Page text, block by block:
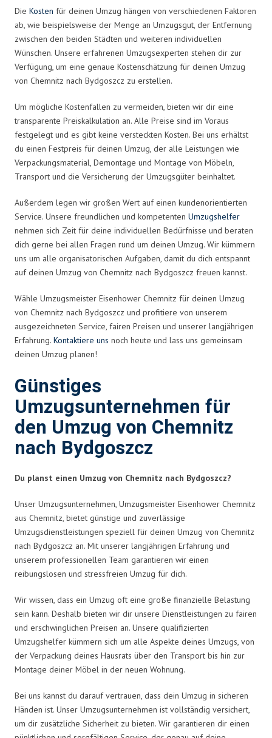
Die Kosten für deinen Umzug hängen von verschiedenen Faktoren
ab, wie beispielsweise der Menge an Umzugsgut, der Entfernung
zwischen den beiden Städten und weiteren individuellen
Wünschen. Unsere erfahrenen Umzugsexperten stehen dir zur
Verfügung, um eine genaue Kostenschätzung für deinen Umzug
von Chemnitz nach Bydgoszcz zu erstellen.
Um mögliche Kostenfallen zu vermeiden, bieten wir dir eine
transparente Preiskalkulation an. Alle Preise sind im Voraus
festgelegt und es gibt keine versteckten Kosten. Bei uns erhältst
du einen Festpreis für deinen Umzug, der alle Leistungen wie
Verpackungsmaterial, Demontage und Montage von Möbeln,
Transport und die Versicherung der Umzugsgüter beinhaltet.
Außerdem legen wir großen Wert auf einen kundenorientierten
Service. Unsere freundlichen und kompetenten Umzugshelfer
nehmen sich Zeit für deine individuellen Bedürfnisse und beraten
dich gerne bei allen Fragen rund um deinen Umzug. Wir kümmern
uns um alle organisatorischen Aufgaben, damit du dich entspannt
auf deinen Umzug von Chemnitz nach Bydgoszcz freuen kannst.
Wähle Umzugsmeister Eisenhower Chemnitz für deinen Umzug
von Chemnitz nach Bydgoszcz und profitiere von unserem
ausgezeichneten Service, fairen Preisen und unserer langjährigen
Erfahrung. Kontaktiere uns noch heute und lass uns gemeinsam
deinen Umzug planen!
Günstiges
Umzugsunternehmen für
den Umzug von Chemnitz
nach Bydgoszcz
Du planst einen Umzug von Chemnitz nach Bydgoszcz?
Unser Umzugsunternehmen, Umzugsmeister Eisenhower Chemnitz
aus Chemnitz, bietet günstige und zuverlässige
Umzugsdienstleistungen speziell für deinen Umzug von Chemnitz
nach Bydgoszcz an. Mit unserer langjährigen Erfahrung und
unserem professionellen Team garantieren wir einen
reibungslosen und stressfreien Umzug für dich.
Wir wissen, dass ein Umzug oft eine große finanzielle Belastung
sein kann. Deshalb bieten wir dir unsere Dienstleistungen zu fairen
und erschwinglichen Preisen an. Unsere qualifizierten
Umzugshelfer kümmern sich um alle Aspekte deines Umzugs, von
der Verpackung deines Hausrats über den Transport bis hin zur
Montage deiner Möbel in der neuen Wohnung.
Bei uns kannst du darauf vertrauen, dass dein Umzug in sicheren
Händen ist. Unser Umzugsunternehmen ist vollständig versichert,
um dir zusätzliche Sicherheit zu bieten. Wir garantieren dir einen